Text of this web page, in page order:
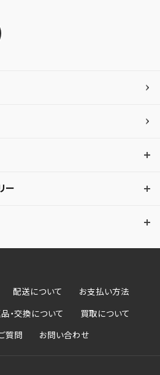
変更できません。
は、マイページの「保存検索条
示し、条件を変更の上、保存し直
ー
配送について お支払い方法
・交換について 買取について
質問 お問い合わせ